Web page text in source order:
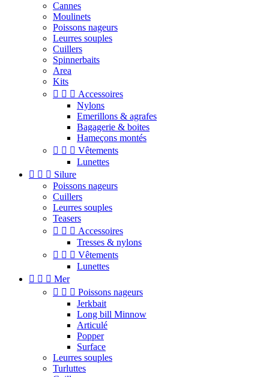
Cannes
Moulinets
Poissons nageurs
Leurres souples
Cuillers
Spinnerbaits
Area
Kits
   Accessoires
Nylons
Emerillons & agrafes
Bagagerie & boites
Hameçons montés
   Vêtements
Lunettes
   Silure
Poissons nageurs
Cuillers
Leurres souples
Teasers
   Accessoires
Tresses & nylons
   Vêtements
Lunettes
   Mer
   Poissons nageurs
Jerkbait
Long bill Minnow
Articulé
Popper
Surface
Leurres souples
Turluttes